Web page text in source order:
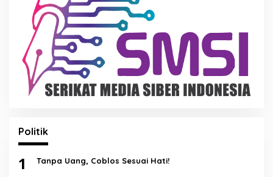
Politik
1 Tanpa Uang, Coblos Sesuai Hati!